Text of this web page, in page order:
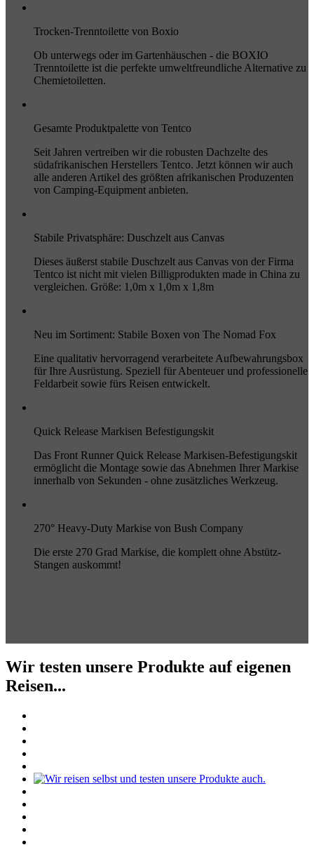
Trocken-Trenntoilette von Boxio
Ob unterwegs oder im Gartenhäuschen - die BOXIO
Trenntoilette ist die perfekte umweltfreundliche Alternative zu
Chemietoiletten.
Gesamte Produktpalette von Tentco
Seit Jahren vertreiben wir die robusten Dachzelte des
südafrikanischen Herstellers Tentco. Jetzt können wir auch
alle anderen Artikel des größten afrikanischen Produzenten
von Camping-Equipment anbieten.
Stabile Privatsphäre: Duschzelt aus Canvas
Dieses äußerst stabile Duschzelt aus Canvas von der Firma
Tentco ist nicht mit vielen Billigprodukten made in China zu
vergleichen. Größe: 1,0m x 1,0m x 1,8m
Neu im Sortiment: Stabile Boxen von The Nomad Fox
Eine qualitativ hervorragend verarbeitete Aufbewahrungsbox
für Ihre Ausrüstung. Speziell für Abenteuer und professionelle
Feldarbeit sowie fürs Reisen entwickelt.
Quick Release Markisen Befestigungskit
Das Front Runner Quick Release Markisen-Befestigungskit
ermöglicht die Montage sowie das Abnehmen Ihrer Markise
innerhalb von Sekunden - ohne zusätzliches Werkzeug.
270° Heavy-Duty Markise von Bush Company
Die erste 270 Grad Markise, die komplett ohne Abstütz-
Stangen auskommt!
Wir testen unsere Produkte auf eigenen
Reisen...